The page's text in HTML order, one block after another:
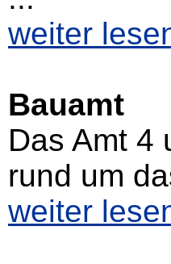
weiter
Bauamt
Das Amt 4
rund um
weiter